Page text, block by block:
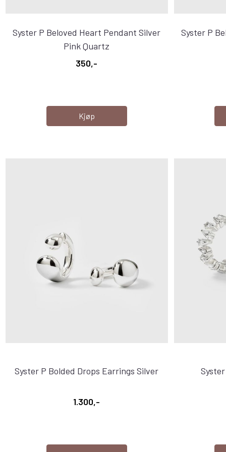
Syster P Beloved Heart Pendant Silver
Pink Quartz
350,-
Kjøp
Syster P
Syster P Bolded Drops Earrings Silver
1.300,-